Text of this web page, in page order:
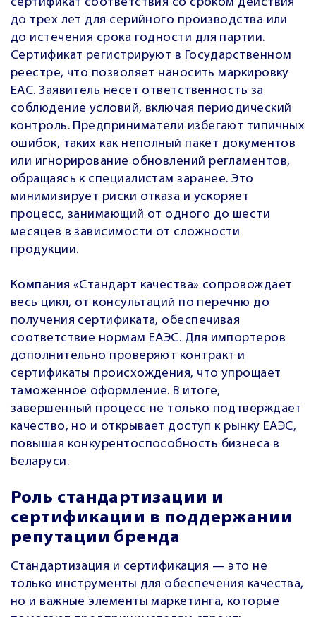
до трех лет для серийного производства или
до истечения срока годности для партии.
Сертификат регистрируют в Государственном
реестре, что позволяет наносить маркировку
EAC. Заявитель несет ответственность за
соблюдение условий, включая периодический
контроль. Предприниматели избегают типичных
ошибок, таких как неполный пакет документов
или игнорирование обновлений регламентов,
обращаясь к специалистам заранее. Это
минимизирует риски отказа и ускоряет
процесс, занимающий от одного до шести
месяцев в зависимости от сложности
продукции.
Компания «Стандарт качества» сопровождает
весь цикл, от консультаций по перечню до
получения сертификата, обеспечивая
соответствие нормам ЕАЭС. Для импортеров
дополнительно проверяют контракт и
сертификаты происхождения, что упрощает
таможенное оформление. В итоге,
завершенный процесс не только подтверждает
качество, но и открывает доступ к рынку ЕАЭС,
повышая конкурентоспособность бизнеса в
Беларуси.
Роль стандартизации и
сертификации в поддержании
репутации бренда
Стандартизация и сертификация — это не
только инструменты для обеспечения качества,
но и важные элементы маркетинга, которые